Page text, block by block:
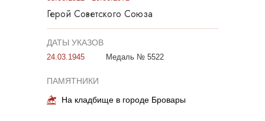
Герой Советского Союза
ДАТЫ УКАЗОВ
24.03.1945 Медаль № 5522
ПАМЯТНИКИ
На кладбище в городе Бровары